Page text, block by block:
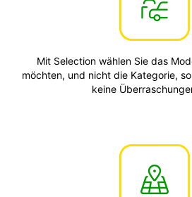
Mit Selection wählen Sie das
möchten, und nicht die Kategorie,
keine